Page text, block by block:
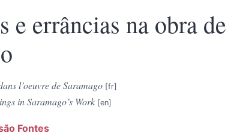
e errâncias na obra de
l’oeuvre de Saramago
in Saramago’s Work
Fontes